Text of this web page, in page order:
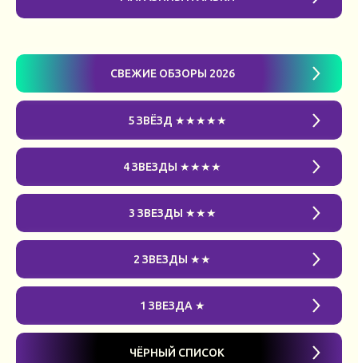
СВЕЖИЕ ОБЗОРЫ 2026
5 ЗВЁЗД ★★★★★
4 ЗВЕЗДЫ ★★★★
3 ЗВЕЗДЫ ★★★
2 ЗВЕЗДЫ ★★
1 ЗВЕЗДА ★
ЧЁРНЫЙ СПИСОК